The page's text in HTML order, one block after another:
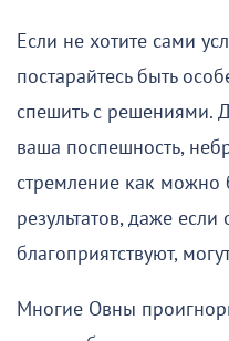
Если не хотите сами
постарайтесь быть
спешить с решениями.
ваша поспешность,
стремление как можно
результатов, даже если
благоприятствуют,
Многие Овны